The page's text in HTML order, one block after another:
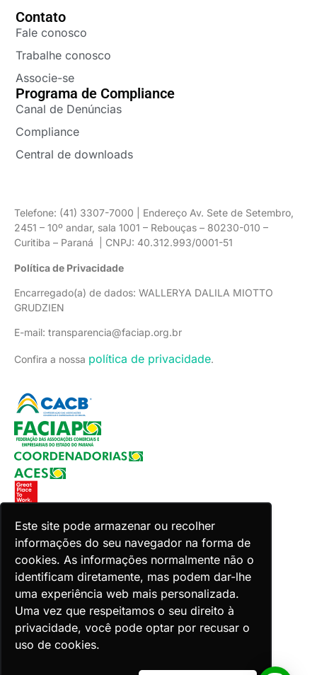
Este site pode armazenar ou recolher
informações do seu navegador na forma de
cookies. As informações normalmente não o
identificam diretamente, mas podem dar-lhe
uma experiência web mais personalizada.
Uma vez que respeitamos o seu direito à
privacidade, você pode optar por recusar o
uso de cookies.
Contato
Fale conosco
Trabalhe conosco
Associe-se
Programa de Compliance
Canal de Denúncias
Compliance
Central de downloads
Telefone: (41) 3307-7000 | Endereço Av. Sete de Setembro,
2451 – 10º andar, sala 1001 – Rebouças – 80230-010 –
Curitiba – Paraná | CNPJ: 40.312.993/0001-51
Política de Privacidade
Encarregado(a) de dados: WALLERYA DALILA MIOTTO
GRUDZIEN
E-mail: transparencia@faciap.org.br
Confira a nossa política de privacidade.
Copyright 2026 Faciap. Todos os direitos reservados.
Desenvolvido por Zion ACES.